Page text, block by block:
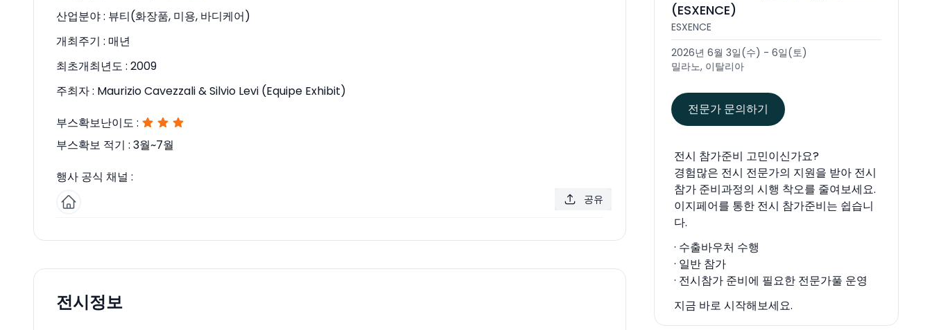
공유
산업분야 : 뷰티(화장품, 미용, 바디케어)
개최주기 : 매년
최초개최년도 : 2009
주최자 : Maurizio Cavezzali & Silvio Levi (Equipe Exhibit)
부스확보난이도 :
부스확보 적기 : 3월~7월
행사 공식 채널 :
전시정보
(ESXENCE)
ESXENCE
2026년 6월 3일(수) - 6일(토)
밀라노, 이탈리아
전문가 문의하기
전시 참가준비 고민이신가요?
경험많은 전시 전문가의 지원을 받아 전시
참가 준비과정의 시행 착오를 줄여보세요.
이지페어를 통한 전시 참가준비는 쉽습니
다.
· 수출바우처 수행
· 일반 참가
· 전시참가 준비에 필요한 전문가풀 운영
지금 바로 시작해보세요.